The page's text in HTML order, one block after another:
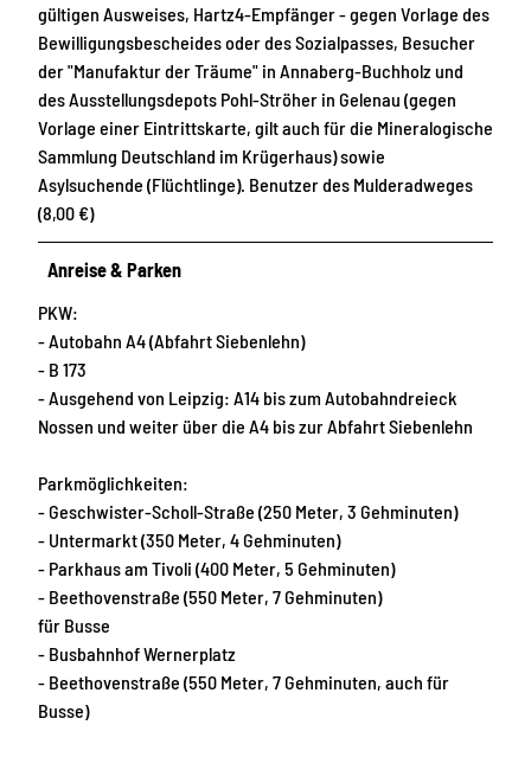
gültigen Ausweises, Hartz4-Empfänger - gegen Vorlage des
Bewilligungsbescheides oder des Sozialpasses, Besucher
der "Manufaktur der Träume" in Annaberg-Buchholz und
des Ausstellungsdepots Pohl-Ströher in Gelenau (gegen
Vorlage einer Eintrittskarte, gilt auch für die Mineralogische
Sammlung Deutschland im Krügerhaus) sowie
Asylsuchende (Flüchtlinge). Benutzer des Mulderadweges
(8,00 €)
Anreise & Parken
PKW:
- Autobahn A4 (Abfahrt Siebenlehn)
- B 173
- Ausgehend von Leipzig: A14 bis zum Autobahndreieck
Nossen und weiter über die A4 bis zur Abfahrt Siebenlehn
Parkmöglichkeiten:
- Geschwister-Scholl-Straße (250 Meter, 3 Gehminuten)
- Untermarkt (350 Meter, 4 Gehminuten)
- Parkhaus am Tivoli (400 Meter, 5 Gehminuten)
- Beethovenstraße (550 Meter, 7 Gehminuten)
für Busse
- Busbahnhof Wernerplatz
- Beethovenstraße (550 Meter, 7 Gehminuten, auch für
Busse)